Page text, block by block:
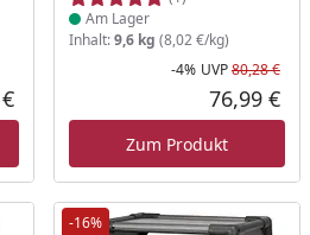
Aktueller Preis
Am Lager
Inhalt:9,6 kg (8,02 €/kg)
-4% UVP80,28 €
76,99 €
Zum Produkt
-16%